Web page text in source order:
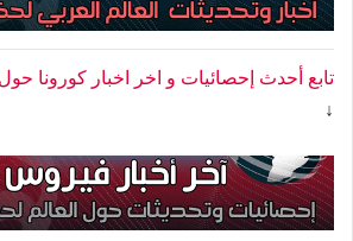
تابع أحدث إحصائيات و اخر اخبار كورونا
↓